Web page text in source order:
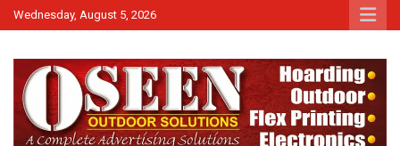
Skip
to
Wednesday, August 5, 2026
QTv India